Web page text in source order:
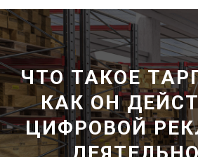
ЧТО ТАКОЕ
КАК ОН
ЦИФРОВОЙ